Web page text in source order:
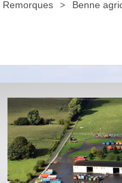
Remorques Benne